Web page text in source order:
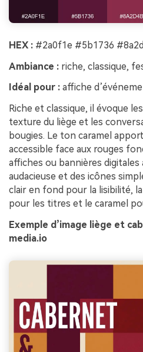
HEX : #2a0f1e #5b1736
Ambiance : riche, classique,
Idéal pour : affiche
Riche et classique, il évoque
texture du liège et les
bougies. Le ton caramel
accessible face aux rouges
affiches ou bannières
audacieuse et des icônes
clair en fond pour la lisibilité,
pour les titres et le caramel
Exemple d’image liège et
media.io